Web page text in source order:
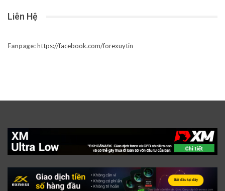
Liên Hệ
Fanpage:https://facebook.com/forexuytin